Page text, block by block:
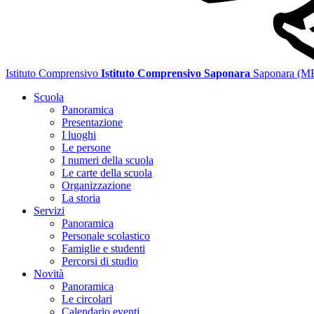
Istituto Comprensivo Istituto Comprensivo Saponara Saponara
Scuola
Panoramica
Presentazione
I luoghi
Le persone
I numeri della scuola
Le carte della scuola
Organizzazione
La storia
Servizi
Panoramica
Personale scolastico
Famiglie e studenti
Percorsi di studio
Novità
Panoramica
Le circolari
Calendario eventi